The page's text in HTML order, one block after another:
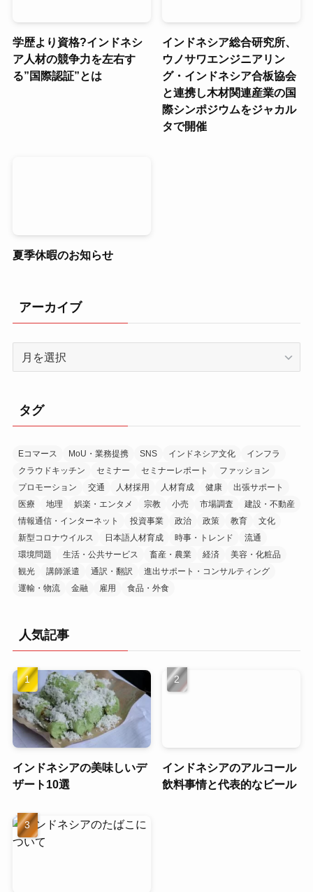
学歴より資格?インドネシ
ア人材の競争力を左右す
る”国際認証”とは
インドネシア総合研究所、
ウノサワエンジニアリン
グ・インドネシア合板協会
と連携し木材関連産業の国
際シンポジウムをジャカル
タで開催
夏季休暇のお知らせ
アーカイブ
ブ
タグ
Eコマース MoU・業務提携 SNS インドネシア文化
インフラ
クラウドキッチン
セミナー セミナーレポート
ファッション
プロモーション
交通 人材採用 人材育成 健康
出張サポート
医療
地理 娯楽・エンタメ 宗教 小売 市場調査
建設・不動産
情報通信・インターネット
投資事業 政治 政策 教育
文化
新型コロナウイルス
日本語人材育成 時事・トレンド
流通
環境問題
生活・公共サービス 畜産・農業 経済
美容・化粧品
観光
講師派遣 通訳・翻訳
進出サポート・コンサルティング
運輸・物流
金融 雇用 食品・外食
人気記事
インドネシアの美味しいデ
ザート10選
インドネシアのアルコール
飲料事情と代表的なビール